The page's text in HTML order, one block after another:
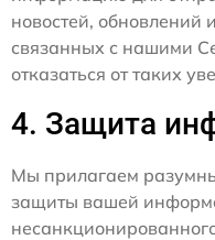
новостей, обновлений
связанных с нашими
отказаться от таких
4. Защита
Мы прилагаем
защиты вашей